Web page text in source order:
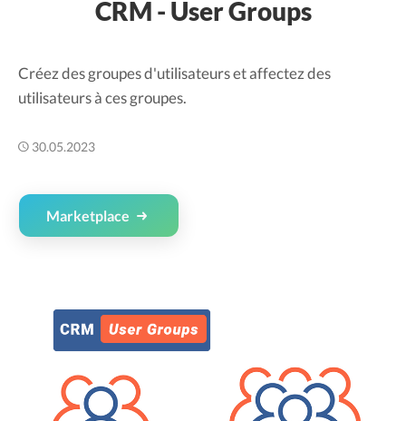
CRM - User Groups
Créez des groupes d'utilisateurs et affectez des
utilisateurs à ces groupes.
30.05.2023
Marketplace